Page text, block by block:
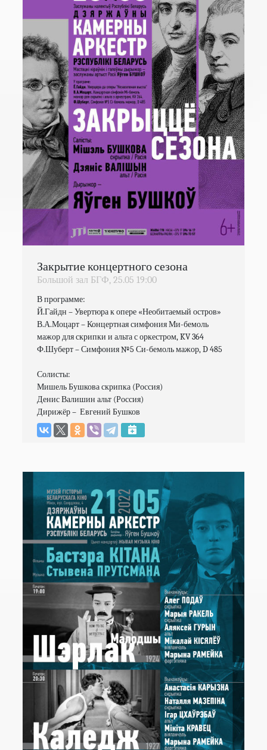
Закрытие концертного сезона
Большой зал БГФ, 25.05 19:00
В программе:
Й.Гайдн – Увертюра к опере «Необитаемый остров»
В.А.Моцарт – Концертная симфония Ми-бемоль
мажор для скрипки и альта с оркестром, KV 364
Ф.Шуберт – Симфония №5 Си-бемоль мажор, D 485
Солисты:
Мишель Бушкова скрипка (Россия)
Денис Валишин альт (Россия)
Дирижёр –  Евгений Бушков